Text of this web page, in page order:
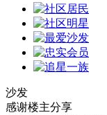
沙发
感谢楼主分享